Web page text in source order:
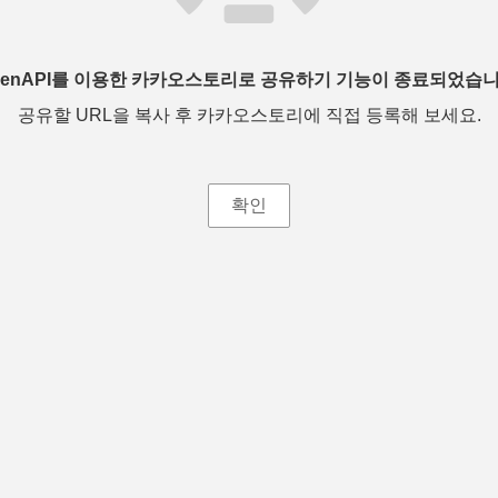
를 이용한 카카오스토리로 공유하기 기능이 종료되었습
공유할 URL을 복사 후 카카오스토리에 직접 등록해 보세요.
확인